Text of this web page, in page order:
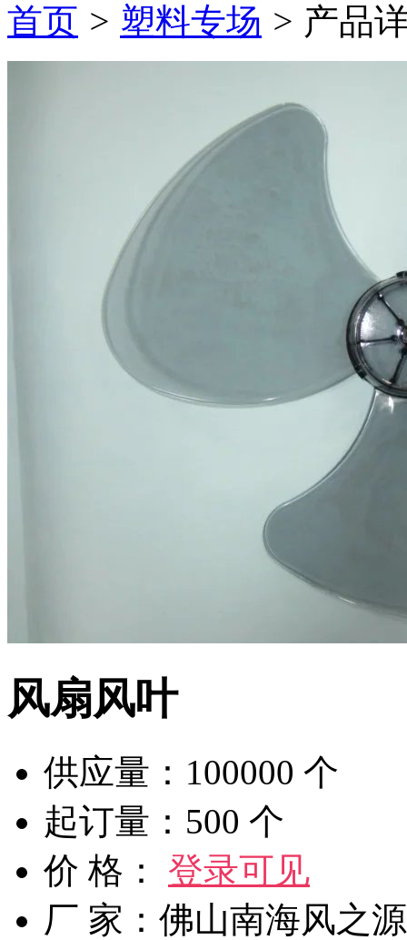
首页 > 塑料专场 > 产品
风扇风叶
供应量：100000 个
起订量：500 个
价 格： 登录可见
厂 家：佛山南海风之